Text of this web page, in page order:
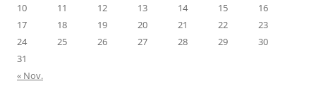
10
11 12 13 14 15
16
17
18 19 20 21 22
23
24
25 26 27 28 29
30
31
« Nov.